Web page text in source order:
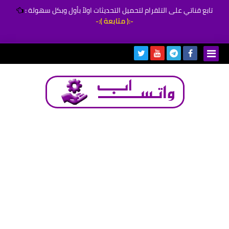
تابع قناتي على التلقرام لتحميل التحديثات اولاً بأول وبكل سهولة:
-:( متابعة ):-